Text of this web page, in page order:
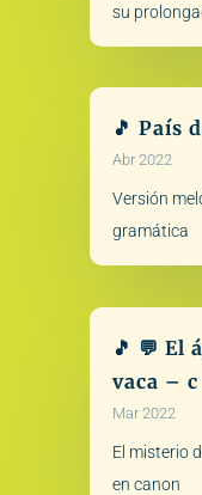
su
🎵 País
Abr 2022
Versión
gramática
🎵 💬 El
vaca – c
Mar 2022
El misterio
en canon